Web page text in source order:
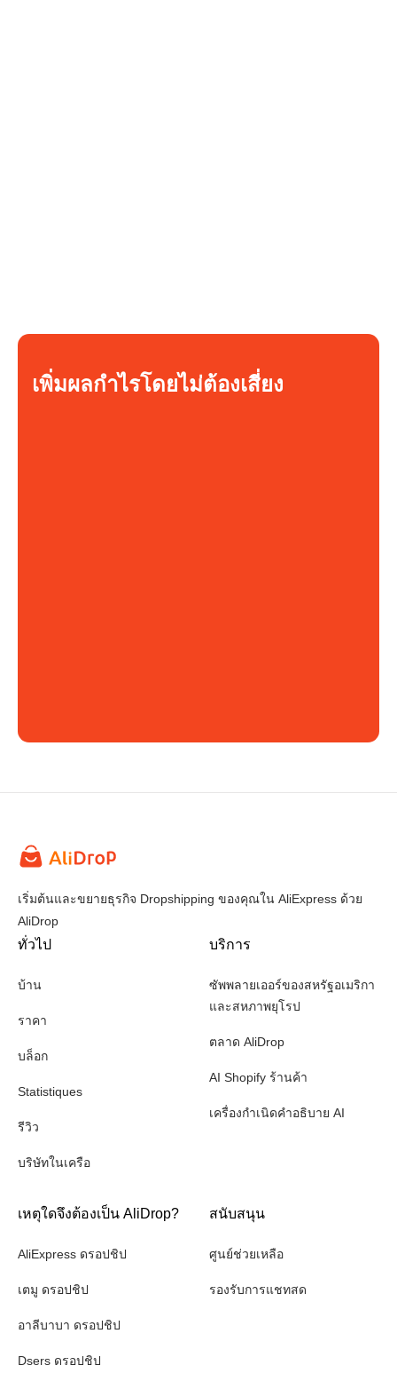
เพิ่มผลกำไรโดยไม่ต้องเสี่ยง
เริ่มต้นและขยายธุรกิจ Dropshipping ของคุณใน AliExpress ด้วย
AliDrop
ทั่วไป
บ้าน
ราคา
บล็อก
Statistiques
รีวิว
บริษัทในเครือ
บริการ
ซัพพลายเออร์ของสหรัฐอเมริกา
และสหภาพยุโรป
ตลาด AliDrop
AI Shopify ร้านค้า
เครื่องกำเนิดคำอธิบาย AI
เหตุใดจึงต้องเป็น AliDrop?
AliExpress ดรอปชิป
เตมู ดรอปชิป
อาลีบาบา ดรอปชิป
Dsers ดรอปชิป
สนับสนุน
ศูนย์ช่วยเหลือ
รองรับการแชทสด